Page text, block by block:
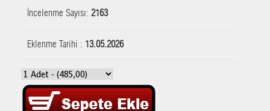
İncelenme Sayısı: 2163
Eklenme Tarihi : 13.05.2026